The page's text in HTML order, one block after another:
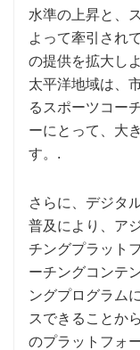
水準の上昇と、
よって牽引され
の提供を拡大し
太平洋地域は、
るスポーツコー
ーにとって、大
す。.
さらに、デジタ
普及により、ア
チングプラット
ーチングコンテ
ングプログラム
スできることか
のプラットフォ